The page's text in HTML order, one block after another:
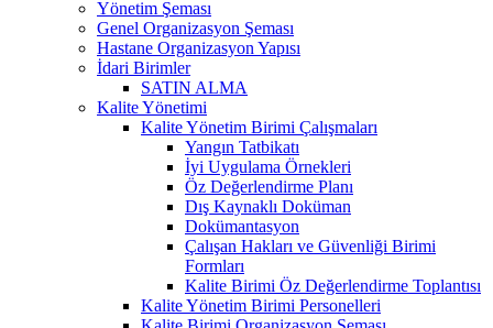
Yönetim Şeması
Genel Organizasyon Şeması
Hastane Organizasyon Yapısı
İdari Birimler
SATIN ALMA
Kalite Yönetimi
Kalite Yönetim Birimi Çalışmaları
Yangın Tatbikatı
İyi Uygulama Örnekleri
Öz Değerlendirme Planı
Dış Kaynaklı Doküman
Dokümantasyon
Çalışan Hakları ve Güvenliği Birimi
Formları
Kalite Birimi Öz Değerlendirme Toplantısı
Kalite Yönetim Birimi Personelleri